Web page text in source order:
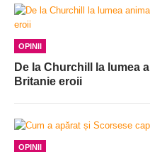
OPINII
De la Churchill la lumea
Britanie eroii
OPINII